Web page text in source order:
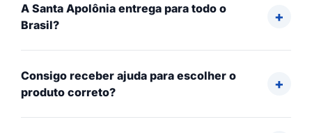
A Santa Apolônia entrega para todo o
Brasil?
Consigo receber ajuda para escolher o
produto correto?